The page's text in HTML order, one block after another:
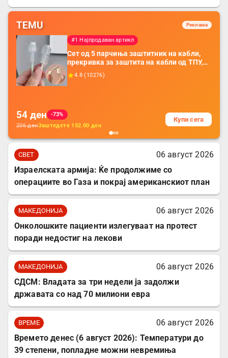
TEMU Реклама
#1 Најпродаван артикл
Сет од 5 парчиња заштитник на кабли,
прекривка за заштита на кабли од ТПУ,
додатоци за заштита на кабли, без
батерија, за мобилни телефони, комплет
4.8 (10276)
54 ден
-73%
206денЗаштедете 152.00 ден
Купи сега
СВЕТ
06 август 2026
Израелската армија: Ќе продолжиме со
операциите во Газа и покрај американскиот план
МАКЕДОНИЈА
06 август 2026
Онколошките пациенти излегуваат на протест
поради недостиг на лекови
МАКЕДОНИЈА
06 август 2026
СДСМ: Владата за три недели ја задолжи
државата со над 70 милиони евра
ВРЕМЕ
06 август 2026
Времето денес (6 август 2026): Температури до
39 степени, попладне можни невремиња